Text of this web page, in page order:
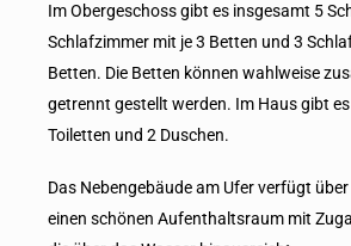
Im Obergeschoss gibt es insgesamt 5
Schlafzimmer mit je 3 Betten und 3
Betten. Die Betten können wahlweise
getrennt gestellt werden. Im Haus gibt
Toiletten und 2 Duschen.
Das Nebengebäude am Ufer verfügt
einen schönen Aufenthaltsraum mit